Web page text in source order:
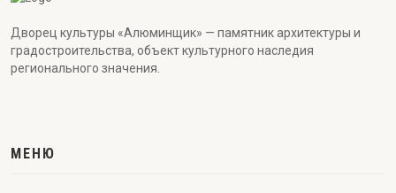
Дворец культуры «Алюминщик» — памятник архитектуры и
градостроительства, объект культурного наследия
регионального значения.
МЕНЮ